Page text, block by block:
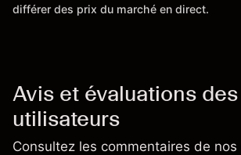
différer des prix du marché en direct.
Avis et évaluations des
utilisateurs
Consultez les commentaires de